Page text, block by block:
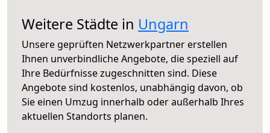
Weitere Städte in Ungarn
Unsere geprüften Netzwerkpartner erstellen
Ihnen unverbindliche Angebote, die speziell auf
Ihre Bedürfnisse zugeschnitten sind. Diese
Angebote sind kostenlos, unabhängig davon, ob
Sie einen Umzug innerhalb oder außerhalb Ihres
aktuellen Standorts planen.